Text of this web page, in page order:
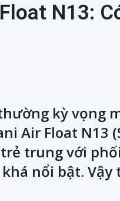
N13:
kỳ vọng
Air Float N13
trung với
nổi bật.